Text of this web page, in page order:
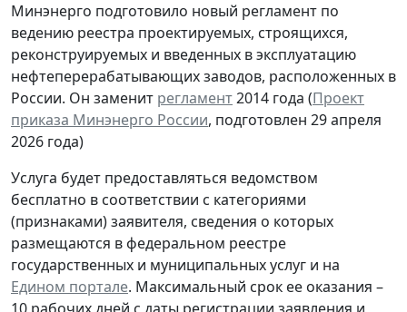
Минэнерго подготовило новый регламент по
ведению реестра проектируемых, строящихся,
реконструируемых и введенных в эксплуатацию
нефтеперерабатывающих заводов, расположенных в
России. Он заменит регламент2014 года (Проект
приказа Минэнерго России, подготовлен 29 апреля
2026 года)
Услуга будет предоставляться ведомством
бесплатно в соответствии с категориями
(признаками) заявителя, сведения о которых
размещаются в федеральном реестре
государственных и муниципальных услуг и на
Едином портале. Максимальный срок ее оказания –